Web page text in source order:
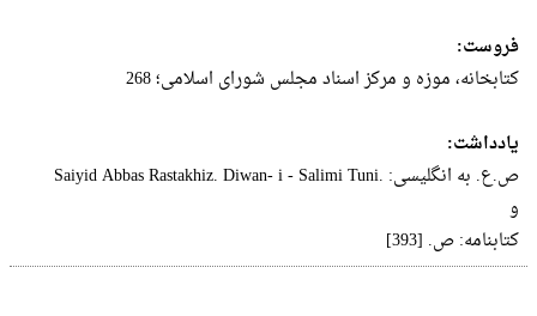
فروست:
کتابخانه، موزه و مرکز اسناد مجلس شورای اسلامی؛ 268
یادداشت:
‏‫ص.ع. به انگلیسی: Saiyid Abbas Rastakhiz. Diwan- i - Salimi Tuni.‎‬
و
کتابنامه: ص. [393]